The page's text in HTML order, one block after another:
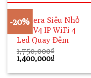
-20%
Camera Siêu Nhỏ
V99-V4 IP WiFi 4
Led Quay Đêm
1,750,000₫
Giá
gốc
là:
1,400,000₫Giá
tại